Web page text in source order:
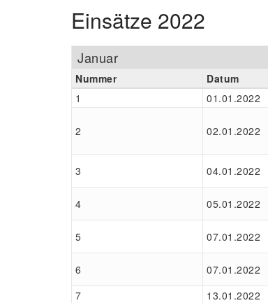
Einsätze 2022
Januar
Nummer Datum
1
01.01.2022
2 02.01.2022
3
04.01.2022
4
05.01.2022
5
07.01.2022
6
07.01.2022
7
13.01.2022